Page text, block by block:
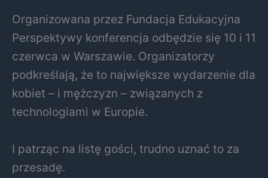
Organizowana przez Fundacja Edukacyjna
Perspektywy konferencja odbędzie się 10 i 11
czerwca w Warszawie. Organizatorzy
podkreślają, że to największe wydarzenie dla
kobiet – i mężczyzn – związanych z
technologiami w Europie.
I patrząc na listę gości, trudno uznać to za
przesadę.